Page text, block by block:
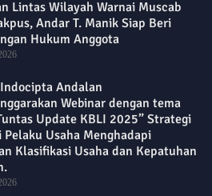
Lintas Wilayah Warnai Muscab
Andar T. Manik Siap Beri
Hukum Anggota
Indocipta Andalan
Webinar dengan tema
Update KBLI 2025” Strategi
Pelaku Usaha Menghadapi
Klasifikasi Usaha dan Kepatuhan